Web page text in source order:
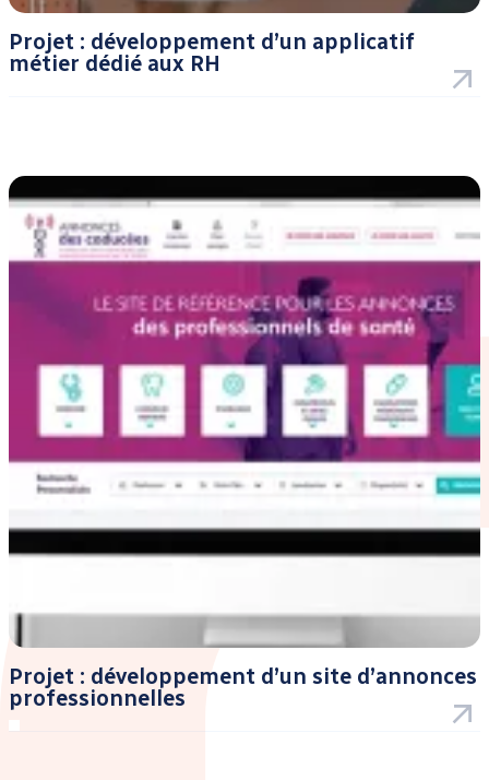
Projet : développement d’un applicatif
métier dédié aux RH
Projet : développement d’un site d’annonces
professionnelles